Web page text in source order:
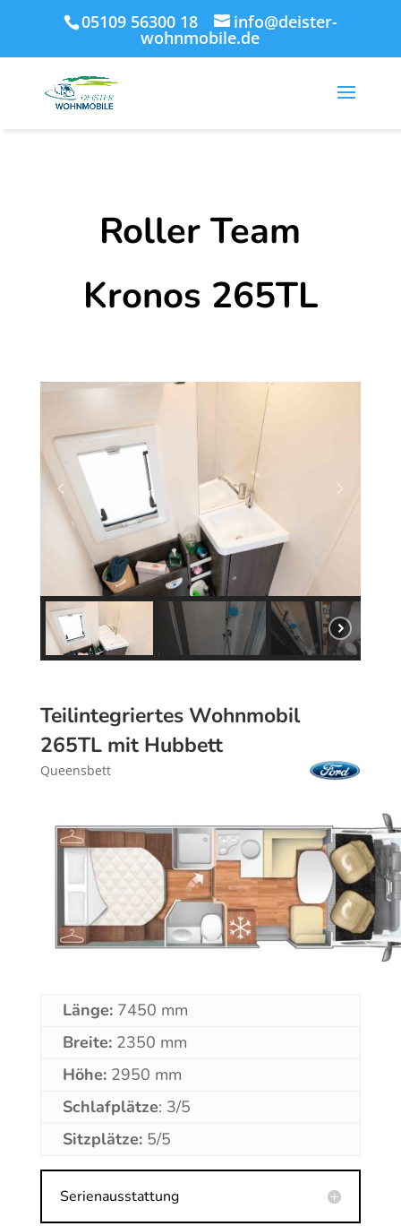
05109 56300 18 info@deister-
wohnmobile.de
Roller Team
Kronos 265TL
Teilintegriertes Wohnmobil
265TL mit Hubbett
Queensbett
Länge: 7450 mm
Breite: 2350 mm
Höhe: 2950 mm
Schlafplätze: 3/5
Sitzplätze: 5/5
Serienausstattung